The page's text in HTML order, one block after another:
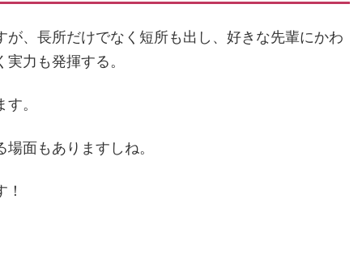
、長所だけでなく短所も出し、好きな先輩にかわ
力も発揮する。
。
面もありますしね。